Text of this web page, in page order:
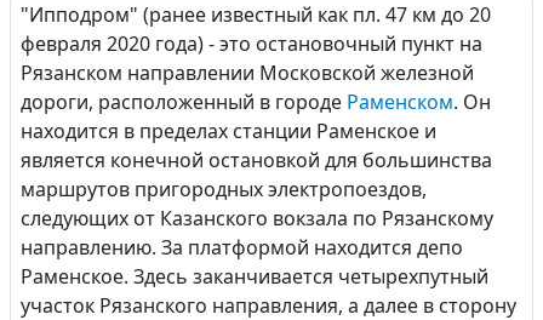
"Ипподром" (ранее известный как пл. 47 км до 20
февраля 2020 года) - это остановочный пункт на
Рязанском направлении Московской железной
дороги, расположенный в городе Раменском. Он
находится в пределах станции Раменское и
является конечной остановкой для большинства
маршрутов пригородных электропоездов,
следующих от Казанского вокзала по Рязанскому
направлению. За платформой находится депо
Раменское. Здесь заканчивается четырехпутный
участок Рязанского направления, а далее в сторону